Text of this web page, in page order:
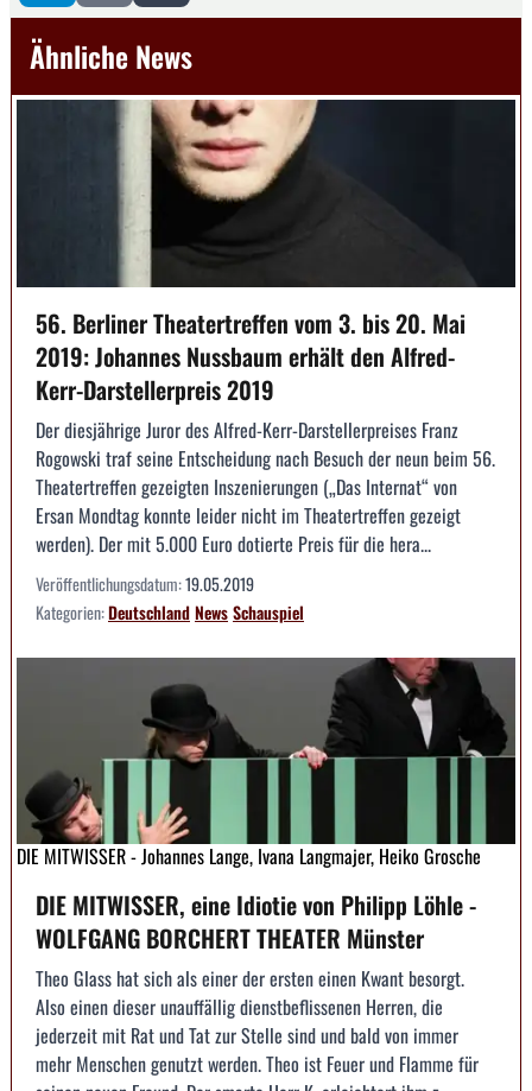
Ähnliche News
56. Berliner Theatertreffen vom 3. bis 20. Mai
2019: Johannes Nussbaum erhält den Alfred-
Kerr-Darstellerpreis 2019
Der diesjährige Juror des Alfred-Kerr-Darstellerpreises Franz
Rogowski traf seine Entscheidung nach Besuch der neun beim 56.
Theatertreffen gezeigten Inszenierungen („Das Internat“ von
Ersan Mondtag konnte leider nicht im Theatertreffen gezeigt
werden). Der mit 5.000 Euro dotierte Preis für die hera...
Veröffentlichungsdatum:19.05.2019
Kategorien:DeutschlandNewsSchauspiel
DIE MITWISSER - Johannes Lange, Ivana Langmajer, Heiko Grosche
DIE MITWISSER, eine Idiotie von Philipp Löhle -
WOLFGANG BORCHERT THEATER Münster
Theo Glass hat sich als einer der ersten einen Kwant besorgt.
Also einen dieser unauffällig dienstbeflissenen Herren, die
jederzeit mit Rat und Tat zur Stelle sind und bald von immer
mehr Menschen genutzt werden. Theo ist Feuer und Flamme für